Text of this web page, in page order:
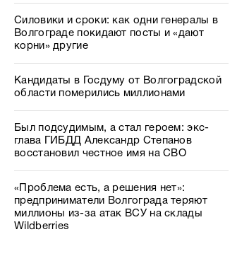
Силовики и сроки: как одни генералы в
Волгограде покидают посты и «дают
корни» другие
Кандидаты в Госдуму от Волгоградской
области померились миллионами
Был подсудимым, а стал героем: экс-
глава ГИБДД Александр Степанов
восстановил честное имя на СВО
«Проблема есть, а решения нет»:
предприниматели Волгограда теряют
миллионы из-за атак ВСУ на склады
Wildberries